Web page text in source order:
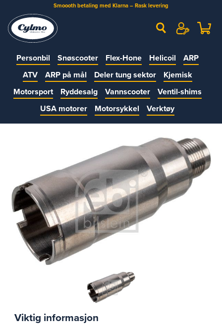
Smoooth betaling med Klarna – Rask levering
Personbil Snøscooter Flex-Hone Helicoil
ARP
ATV
ARP på mål Deler tung sektor
Kjemisk
Motorsport
Ryddesalg Vannscooter
Ventil-shims
USA motorer
Motorsykkel Verktøy
Viktig informasjon